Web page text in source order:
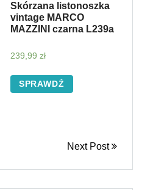
Skórzana listonoszka
vintage MARCO
MAZZINI czarna L239a
239,99 zł
SPRAWDŹ
Next Post